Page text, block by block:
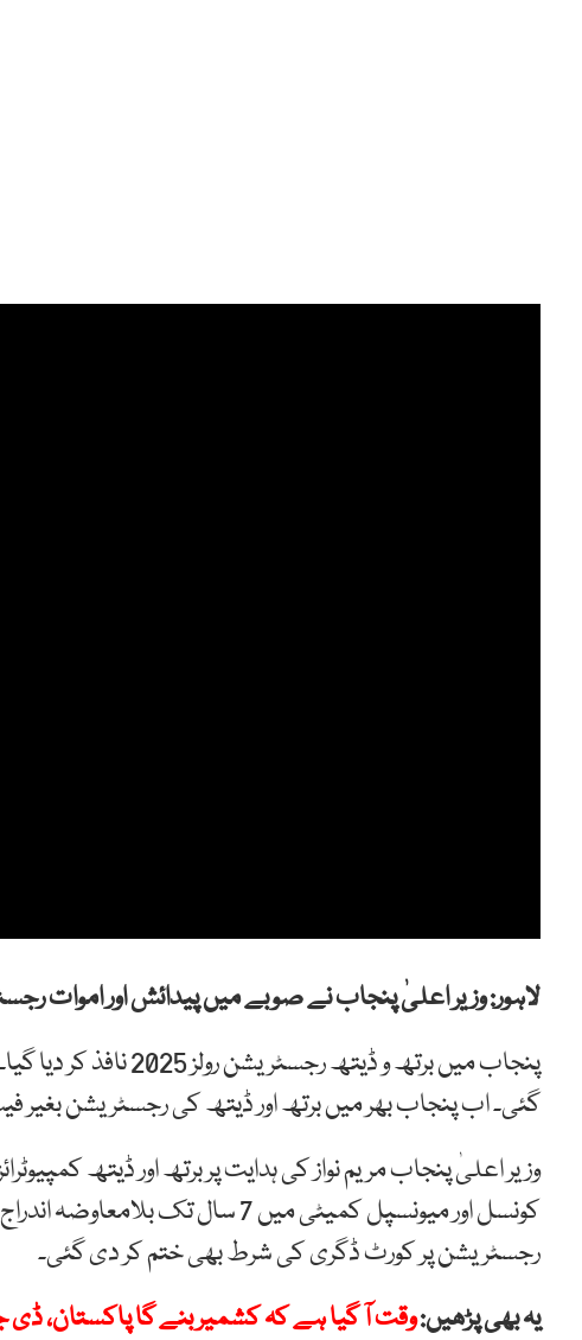
لاہور: وزیر اعلیٰ پنجاب نے صوبے میں پیدائش اور اموات
پنجاب میں برتھ و
گئی۔ اب پنجاب بھر میں برتھ اور ڈیتھ کی رجسٹریشن
وزیر اعلیٰ پنجاب مریم نواز کی ہدایت پر برتھ اور ڈیتھ
کونسل اور میونسپل کمیٹی میں 7
رجسٹریشن پر کورٹ ڈگری کی شرط بھی ختم کر دی گئی۔
یہ بھی پڑھیں:وقت آ گیا ہے کہ کشمیر بنے گا پاکستان، ڈی